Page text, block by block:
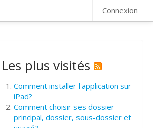
Connexion
Les plus visités
Comment installer l'application sur
iPad?
Comment choisir ses dossier
principal, dossier, sous-dossier et